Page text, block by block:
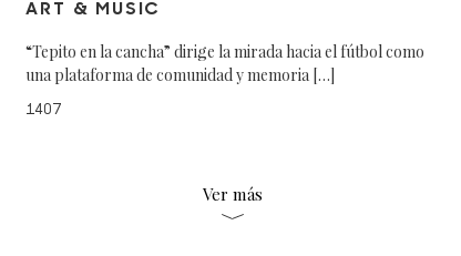
ART & MUSIC
“Tepito en la cancha” dirige la mirada hacia el fútbol como
una plataforma de comunidad y memoria […]
1407
Ver más